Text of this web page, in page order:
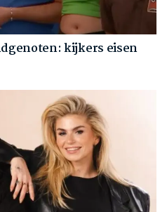
kijkers eisen